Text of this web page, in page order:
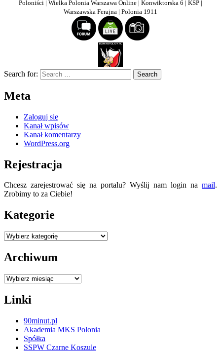
Poloniści | Wielka Polonia Warszawa Online | Konwiktorska 6 | KSP |
Warszawska Ferajna | Polonia 1911
Search for:
Meta
Zaloguj się
Kanał wpisów
Kanał komentarzy
WordPress.org
Rejestracja
Chcesz zarejestrować się na portalu? Wyślij nam login na mail.
Zrobimy to za Ciebie!
Kategorie
Kategorie
Archiwum
Archiwum
Linki
90minut.pl
Akademia MKS Polonia
Spółka
SSPW Czarne Koszule